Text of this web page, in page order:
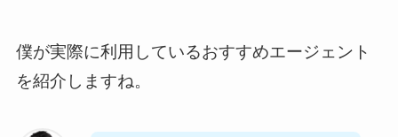
僕が実際に利用しているおすすめエージェント
を紹介しますね。